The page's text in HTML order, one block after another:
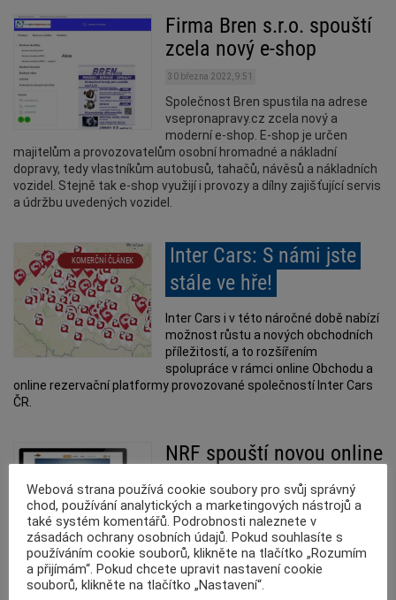
Firma Bren s.r.o. spouští
zcela nový e-shop
30 března 2022, 9:51
Společnost Bren spustila na adrese
vsepronapravy.cz zcela nový a
moderní e-shop. E-shop je určen
majitelům a provozovatelům osobní hromadné a nákladní
dopravy, tedy vlastníkům autobusů, tahačů, návěsů a nákladních
vozidel. Stejně tak e-shop využijí i provozy a dílny zajišťující servis
a údržbu uvedených vozidel.
KOMERČNÍ ČLÁNEK
Inter Cars: S námi jste
stále ve hře!
Inter Cars i v této náročné době nabízí
možnost růstu a nových obchodních
příležitostí, a to rozšířením
spolupráce v rámci online Obchodu a
online rezervační platformy provozované společností Inter Cars
ČR.
NRF spouští novou online
9 února 2018, 18:18
Rok 2018 začíná u NRF spuštěním
nové nákupní platformy. Tuto
platformu lze použít jako online
katalog a po přihlášení k účtu – jako internetový obchod.
Webová strana používá cookie soubory pro svůj správný
chod, používání analytických a marketingových nástrojů a
také systém komentářů. Podrobnosti naleznete v
zásadách ochrany osobních údajů. Pokud souhlasíte s
používáním cookie souborů, klikněte na tlačítko „Rozumím
a přijímám“. Pokud chcete upravit nastavení cookie
souborů, klikněte na tlačítko „Nastavení“.